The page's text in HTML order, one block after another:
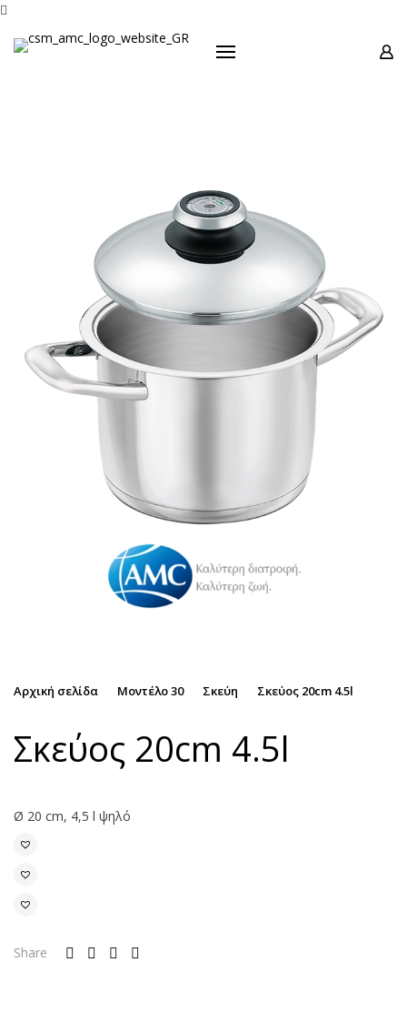

Σειρές
Αρχική σελίδα Μοντέλο 30 Σκεύη Σκεύος 20cm 4.5l
Σκεύος 20cm 4.5l
Ø 20 cm, 4,5 l ψηλό
Share